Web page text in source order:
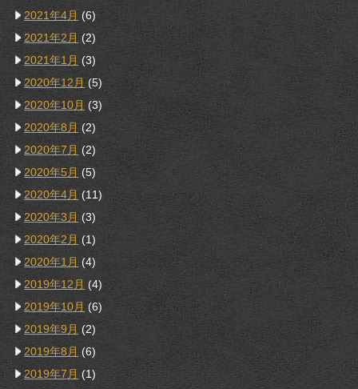
2021年4月 (6)
2021年2月 (2)
2021年1月 (3)
2020年12月 (5)
2020年10月 (3)
2020年8月 (2)
2020年7月 (2)
2020年5月 (5)
2020年4月 (11)
2020年3月 (3)
2020年2月 (1)
2020年1月 (4)
2019年12月 (4)
2019年10月 (6)
2019年9月 (2)
2019年8月 (6)
2019年7月 (1)